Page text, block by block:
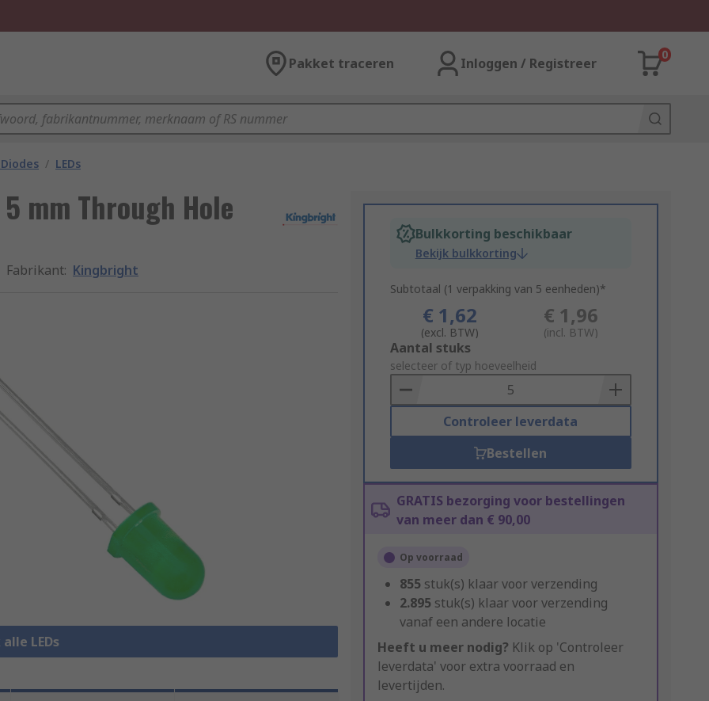
Pakket traceren Inloggen / Registreer
0
/ LEDs
mm Through Hole
Fabrikant: Kingbright
LEDs
Bulkkorting beschikbaar
Bekijk bulkkorting
Subtotaal (1 verpakking van 5 eenheden)*
€ 1,62
(excl. BTW)
€ 1,96
(incl. BTW)
Add
to
Basket
Aantal stuks
selecteer of typ hoeveelheid
Controleer leverdata
Bestellen
GRATIS bezorging voor bestellingen
van meer dan € 90,00
Op voorraad
855 stuk(s) klaar voor verzending
2.895 stuk(s) klaar voor verzending
vanaf een andere locatie
Heeft u meer nodig? Klik op 'Controleer
leverdata' voor extra voorraad en
levertijden.